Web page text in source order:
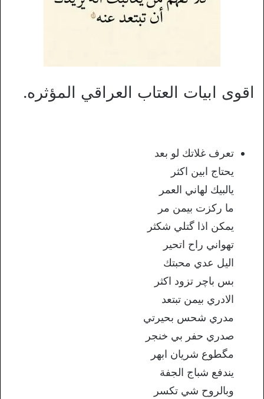
اقوى ابيات العتاب العراقي المؤثره.
تعرف غلاتك لو بعد
يحتاج ابين اكثر
يالبيك لهاني العمر
ما ركزت بيمن مر
يمكن اذا گتلي شكثر
تهواني راح اتحير
اليل عدي محبتك
بس باچر تزود اكثر
الادري بيمن تبتعد
مدري شحس بحيرتي
صدري حفر بي خنجر
مگطوع شريان ابهر
يندفع شباج الجفة
وبالروح شي تكسر